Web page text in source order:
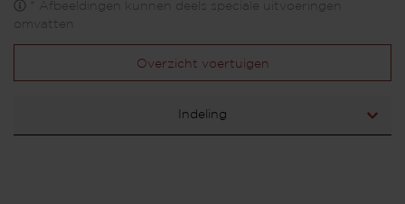
* Afbeeldingen kunnen deels speciale uitvoeringen
omvatten
Overzicht voertuigen
Indeling